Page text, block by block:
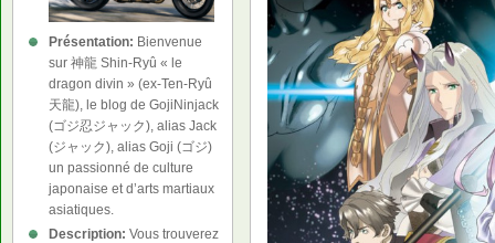
Présentation: Bienvenue
sur 神龍 Shin-Ryû « le
dragon divin » (ex-Ten-Ryû
天龍), le blog de GojiNinjack
(ゴジ忍ジャック), alias Jack
(ジャック), alias Goji (ゴジ)
un passionné de culture
japonaise et d’arts martiaux
asiatiques.
Description: Vous trouverez